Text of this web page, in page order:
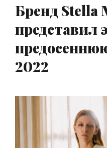
Бренд Stella
представил
2022